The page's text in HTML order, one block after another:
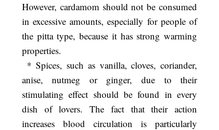
However, cardamom should not be consumed
in excessive amounts, especially for people of
the pitta type, because it has strong warming
properties.
* Spices, such as vanilla, cloves, coriander,
anise, nutmeg or ginger, due to their
stimulating effect should be found in every
dish of lovers. The fact that their action
increases blood circulation is particularly